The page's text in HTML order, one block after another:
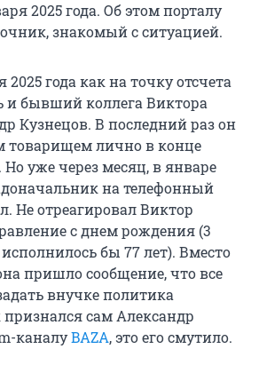
2025 года. Об этом порталу
знакомый с ситуацией.
года как на точку отсчета
и бывший коллега Виктора
Кузнецов. В последний раз он
товарищем лично в конце
Но уже через месяц, в январе
на телефонный
Не отреагировал Виктор
с днем рождения (3
бы 77 лет). Вместо
пришло сообщение, что все
внучке политика
признался сам Александр
каналуBAZA, это его смутило.